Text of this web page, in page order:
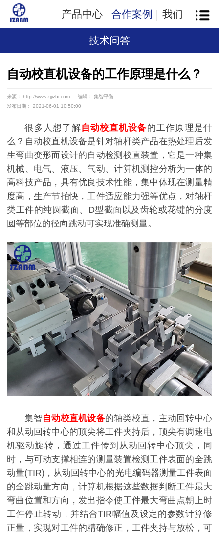
产品中心 合作案例 我们
技术问答
自动校直机设备的工作原理是什么？
来源： http://www.zjjizhi.com
编辑： 集智平衡
发布日期： 2021-06-01 10:50:00
很多人想了解自动校直机设备的工作原理是什
么？自动校直机设备是针对轴杆类产品在热处理后发
生弯曲变形而设计的自动检测校直装置，它是一种集
机械、电气、液压、气动、计算机测控分析为一体的
高科技产品，具有优良技术性能，集中体现在测量精
度高，生产节拍快，工件适应能力强等优点，对轴杆
类工件的纯圆截面、D型截面以及齿轮或花键的分度
圆等部位的径向跳动可实现准确测量。
集智自动校直机设备的轴类校直，主动回转中心
和从动回转中心的顶尖将工件夹持后，顶尖有调速电
机驱动旋转，通过工件传到从动回转中心顶尖，同
时，与可动支撑相连的测量装置检测工件表面的全跳
动量(TIR)，从动回转中心的光电编码器测量工件表面
的全跳动量方向，计算机根据这些数据判断工件最大
弯曲位置和方向，发出指令使工件最大弯曲点朝上时
工件停止转动，并结合TIR幅值及设定的参数计算修
正量，实现对工件的精确修正，工件夹持与放松，可